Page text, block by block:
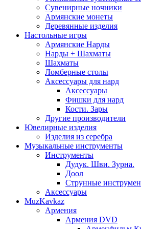
Сувенирные ночники
Армянские монеты
Деревянные изделия
Настольные игры
Армянские Нарды
Нарды + Шахматы
Шахматы
Ломберные столы
Аксессуары для нард
Аксессуары
Фишки для нард
Кости. Зары
Другие производители
Ювелирные изделия
Изделия из серебра
Музыкальные инструменты
Инструменты
Дудук. Шви. Зурна.
Доол
Струнные
Аксессуары
MuzKavkaz
Армения
Армения DVD